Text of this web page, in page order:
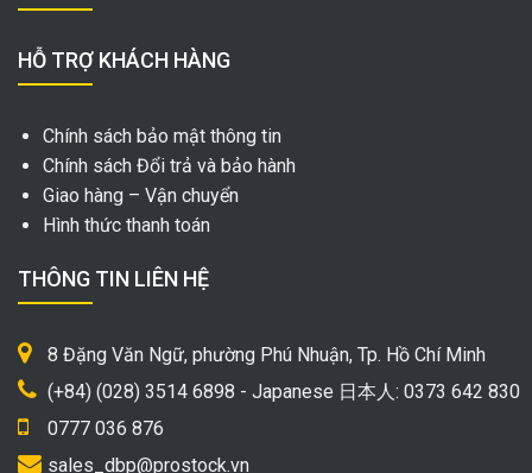
HỖ TRỢ KHÁCH HÀNG
Chính sách bảo mật thông tin
Chính sách Đổi trả và bảo hành
Giao hàng – Vận chuyển
Hình thức thanh toán
THÔNG TIN LIÊN HỆ
8 Đặng Văn Ngữ, phường Phú Nhuận, Tp. Hồ Chí Minh
(+84) (028) 3514 6898 - Japanese 日本人: 0373 642 830
0777 036 876
sales_dbp@prostock.vn